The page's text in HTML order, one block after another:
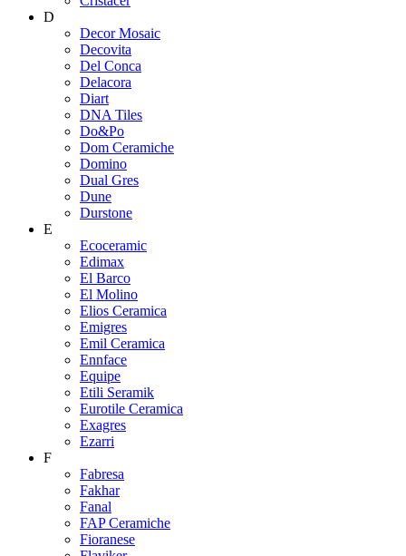
D
Decor Mosaic
Decovita
Del Conca
Delacora
Diart
DNA Tiles
Do&Po
Dom Ceramiche
Domino
Dual Gres
Dune
Durstone
E
Ecoceramic
Edimax
El Barco
El Molino
Elios Ceramica
Emigres
Emil Ceramica
Ennface
Equipe
Etili Seramik
Eurotile Ceramica
Exagres
Ezarri
F
Fabresa
Fakhar
Fanal
FAP Ceramiche
Fioranese